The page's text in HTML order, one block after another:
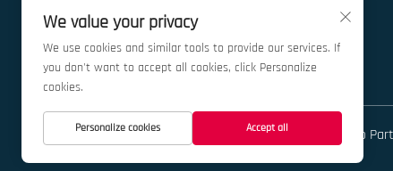
Autorių teisės © 2026 „China Ningbo Kedong Auto
We value your privacy
We use cookies and similar tools to provide our services. If
you don't want to accept all cookies, click Personalize
cookies.
Personalize cookies Accept all